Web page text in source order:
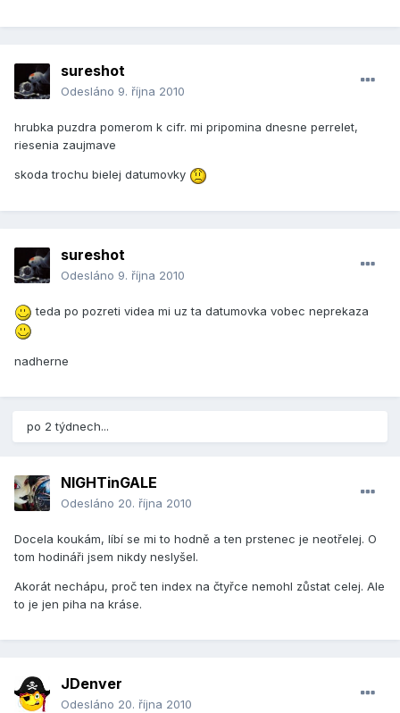
sureshot
Odesláno 9. října 2010
hrubka puzdra pomerom k cifr. mi pripomina dnesne perrelet,
riesenia zaujmave
skoda trochu bielej datumovky
sureshot
Odesláno 9. října 2010
teda po pozreti videa mi uz ta datumovka vobec neprekaza
nadherne
po 2 týdnech...
NIGHTinGALE
Odesláno 20. října 2010
Docela koukám, líbí se mi to hodně a ten prstenec je neotřelej. O
tom hodináři jsem nikdy neslyšel.
Akorát nechápu, proč ten index na čtyřce nemohl zůstat celej. Ale
to je jen piha na kráse.
JDenver
Odesláno 20. října 2010